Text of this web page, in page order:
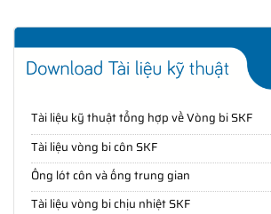
Tài liệu kỹ thuật tổng hợp về Vòng bi SKF
Tài liệu vòng bi côn SKF
Ống lót côn và ống trung gian
Tài liệu vòng bi chịu nhiệt SKF